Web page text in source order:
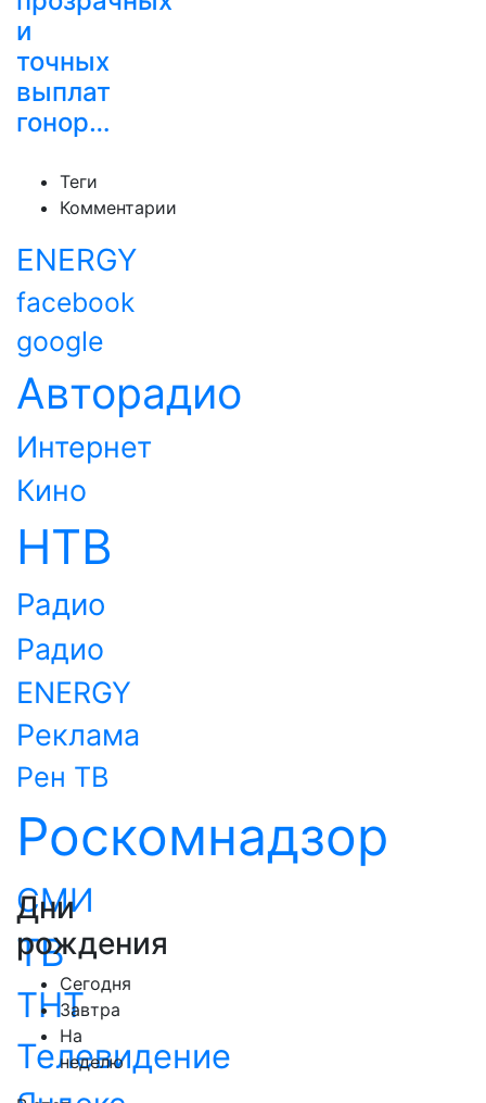
и
точных
выплат
гонор…
Теги
Комментарии
ENERGY
facebook
google
Авторадио
Интернет
Кино
НТВ
Радио
Радио
ENERGY
Реклама
Рен ТВ
Роскомнадзор
СМИ
ТВ
ТНТ
Телевидение
Дни
рождения
Сегодня
Завтра
На
неделю